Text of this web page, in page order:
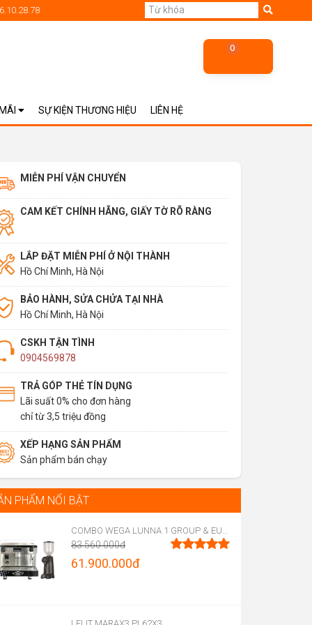
SỰ KIỆN THƯƠNG HIỆU LIÊN HỆ
MIỄN PHÍ VẬN CHUYỂN
CAM KẾT CHÍNH HÃNG, GIẤY TỜ RÕ RÀNG
LẮP ĐẶT MIỄN PHÍ Ở NỘI THÀNH
Hồ Chí Minh, Hà Nội
BẢO HÀNH, SỬA CHỬA TẠI NHÀ
Hồ Chí Minh, Hà Nội
CSKH TẬN TÌNH
0904569878
TRẢ GÓP THẺ TÍN DỤNG
Lãi suất 0% cho đơn hàng
chỉ từ 3,5 triệu đồng
XẾP HẠNG SẢN PHẨM
Sản phẩm bán chạy
PHẨM NỔI BẬT
83.560.000đ
Original
61.900.000đ
0